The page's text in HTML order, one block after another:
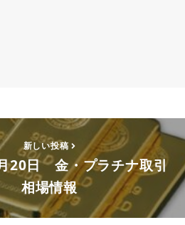
新しい投稿
20日 金・プラチナ取引
相場情報